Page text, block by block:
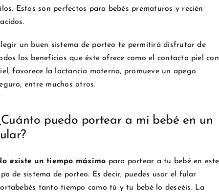
Estos son perfectos para bebés prematuros y recién
un buen sistema de porteo te permitirá disfrutar de
los beneficios que éste ofrece como el contacto piel con
favorece la lactancia materna, promueve un apego
entre muchos otros.
puedo portear a mi bebé en un
existe un tiempo máximo para portear a tu bebé en este
de sistema de porteo. Es decir, puedes usar el fular
tanto tiempo como tú y tu bebé lo deseéis. La